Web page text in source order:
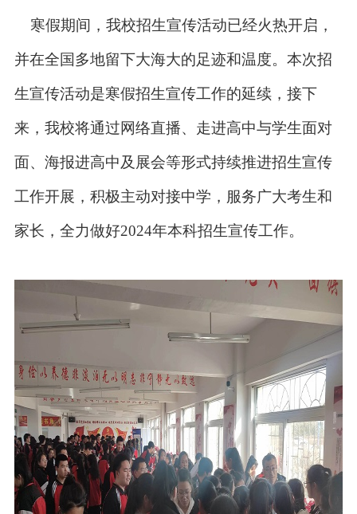
寒假期间，我校招生宣传活动已经火热开启，
并在全国多地留下大海大的足迹和温度。本次招
生宣传活动是寒假招生宣传工作的延续，接下
来，我校将通过网络直播、走进高中与学生面对
面、海报进高中及展会等形式持续推进招生宣传
工作开展，积极主动对接中学，服务广大考生和
家长，全力做好2024年本科招生宣传工作。